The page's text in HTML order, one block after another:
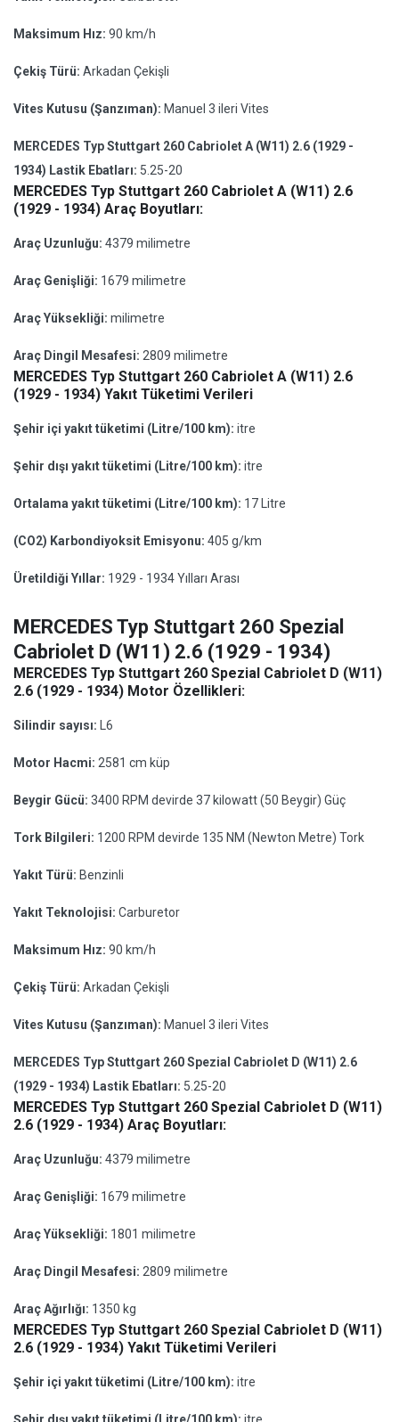
Maksimum Hız: 90 km/h
Çekiş Türü: Arkadan Çekişli
Vites Kutusu (Şanzıman): Manuel 3 ileri Vites
MERCEDES Typ Stuttgart 260 Cabriolet A (W11) 2.6 (1929 -
1934) Lastik Ebatları: 5.25-20
MERCEDES Typ Stuttgart 260 Cabriolet A (W11) 2.6
(1929 - 1934) Araç Boyutları:
Araç Uzunluğu: 4379 milimetre
Araç Genişliği: 1679 milimetre
Araç Yüksekliği: milimetre
Araç Dingil Mesafesi: 2809 milimetre
MERCEDES Typ Stuttgart 260 Cabriolet A (W11) 2.6
(1929 - 1934) Yakıt Tüketimi Verileri
Şehir içi yakıt tüketimi (Litre/100 km): itre
Şehir dışı yakıt tüketimi (Litre/100 km): itre
Ortalama yakıt tüketimi (Litre/100 km): 17 Litre
(CO2) Karbondiyoksit Emisyonu: 405 g/km
Üretildiği Yıllar: 1929 - 1934 Yılları Arası
MERCEDES Typ Stuttgart 260 Spezial
Cabriolet D (W11) 2.6 (1929 - 1934)
MERCEDES Typ Stuttgart 260 Spezial Cabriolet D (W11)
2.6 (1929 - 1934) Motor Özellikleri:
Silindir sayısı: L6
Motor Hacmi: 2581 cm küp
Beygir Gücü: 3400 RPM devirde 37 kilowatt (50 Beygir) Güç
Tork Bilgileri: 1200 RPM devirde 135 NM (Newton Metre) Tork
Yakıt Türü: Benzinli
Yakıt Teknolojisi: Carburetor
Maksimum Hız: 90 km/h
Çekiş Türü: Arkadan Çekişli
Vites Kutusu (Şanzıman): Manuel 3 ileri Vites
MERCEDES Typ Stuttgart 260 Spezial Cabriolet D (W11) 2.6
(1929 - 1934) Lastik Ebatları: 5.25-20
MERCEDES Typ Stuttgart 260 Spezial Cabriolet D (W11)
2.6 (1929 - 1934) Araç Boyutları:
Araç Uzunluğu: 4379 milimetre
Araç Genişliği: 1679 milimetre
Araç Yüksekliği: 1801 milimetre
Araç Dingil Mesafesi: 2809 milimetre
Araç Ağırlığı: 1350 kg
MERCEDES Typ Stuttgart 260 Spezial Cabriolet D (W11)
2.6 (1929 - 1934) Yakıt Tüketimi Verileri
Şehir içi yakıt tüketimi (Litre/100 km): itre